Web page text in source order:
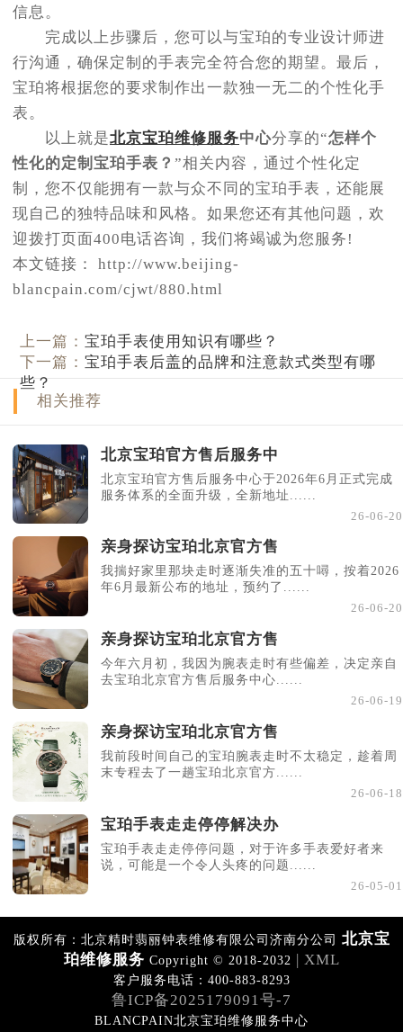
信息。
完成以上步骤后，您可以与宝珀的专业设计师进
行沟通，确保定制的手表完全符合您的期望。最后，
宝珀将根据您的要求制作出一款独一无二的个性化手
表。
以上就是北京宝珀维修服务中心分享的“怎样个
性化的定制宝珀手表？ ”相关内容，通过个性化定
制，您不仅能拥有一款与众不同的宝珀手表，还能展
现自己的独特品味和风格。如果您还有其他问题，欢
迎拨打页面400电话咨询，我们将竭诚为您服务!
本文链接： http://www.beijing-
blancpain.com/cjwt/880.html
上一篇：宝珀手表使用知识有哪些？
下一篇：宝珀手表后盖的品牌和注意款式类型有哪
些？
相关推荐
北京宝珀官方售后服务中
北京宝珀官方售后服务中心于2026年6月正式完成
服务体系的全面升级，全新地址......
26-06-20
亲身探访宝珀北京官方售
我揣好家里那块走时逐渐失准的五十噚，按着2026
年6月最新公布的地址，预约了......
26-06-20
亲身探访宝珀北京官方售
今年六月初，我因为腕表走时有些偏差，决定亲自
去宝珀北京官方售后服务中心......
26-06-19
亲身探访宝珀北京官方售
我前段时间自己的宝珀腕表走时不太稳定，趁着周
末专程去了一趟宝珀北京官方......
26-06-18
宝珀手表走走停停解决办
宝珀手表走走停停问题，对于许多手表爱好者来
说，可能是一个令人头疼的问题......
26-05-01
版权所有：北京精时翡丽钟表维修有限公司济南分公司 北京宝
珀维修服务 Copyright © 2018-2032 | XML
客户服务电话：400-883-8293
鲁ICP备2025179091号-7
BLANCPAIN北京宝珀维修服务中心